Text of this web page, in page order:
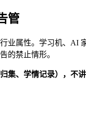
管
业属性。学习机、
的禁止情形。
集、学情记录），不讲